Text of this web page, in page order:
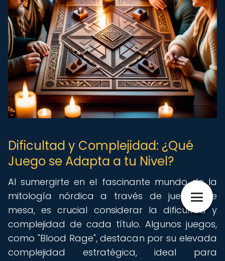
Dificultad y Complejidad: ¿Qué
Juego se Adapta a tu Nivel?
Al sumergirte en el fascinante mundo de la
mitología nórdica a través de juegos de
mesa, es crucial considerar la dificultad y
complejidad de cada título. Algunos juegos,
como "Blood Rage", destacan por su elevada
complejidad estratégica, ideal para